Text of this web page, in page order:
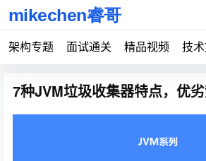
架构专题 面试通关 精品视频 技
7种JVM垃圾收集器特点，优